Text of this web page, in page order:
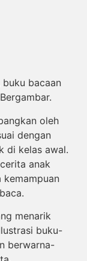
bacaan
oleh
dengan
di kelas awal.
anak
menarik
buku-
berwarna-